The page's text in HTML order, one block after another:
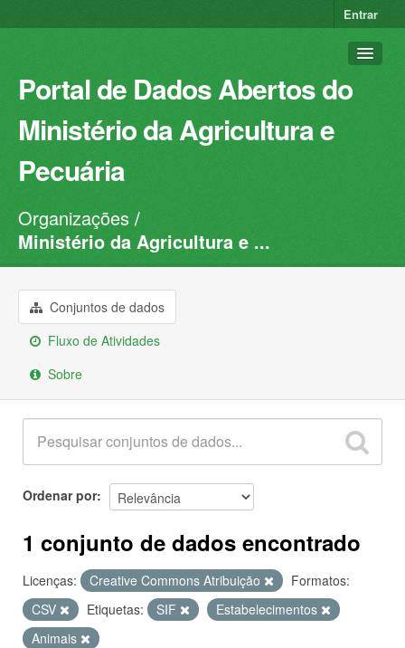
Entrar
Portal de Dados Abertos do
Ministério da Agricultura e
Pecuária
Conjuntos de dados
Organizações
Sobre
Organizações
Ministério da Agricultura e ...
Conjuntos de dados
Fluxo de Atividades
Sobre
Ordenar por
1 conjunto de dados encontrado
Licenças: Creative Commons Atribuição
Formatos:
CSV
Etiquetas: SIF
Estabelecimentos
Animais